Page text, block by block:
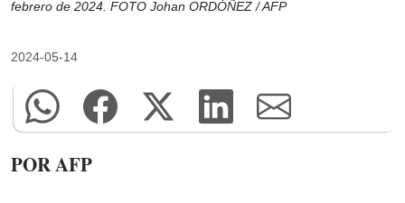
febrero de 2024. FOTO Johan ORDÓÑEZ / AFP
2024-05-14
POR AFP